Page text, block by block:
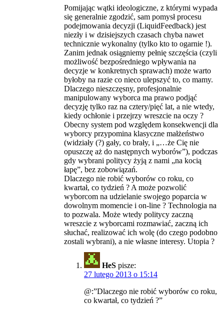
Pomijając wątki ideologiczne, z którymi wypada
się generalnie zgodzić, sam pomysł procesu
podejmowania decyzji (LiquidFeedback) jest
niezły i w dzisiejszych czasach chyba nawet
technicznie wykonalny (tylko kto to ogarnie !).
Zanim jednak osiągniemy pełnię szczęścia (czyli
możliwość bezpośredniego wpływania na
decyzje w konkretnych sprawach) może warto
byłoby na razie co nieco ulepszyć to, co mamy.
Dlaczego nieszczęsny, profesjonalnie
manipulowany wyborca ma prawo podjąć
decyzję tylko raz na cztery/pięć lat, a nie wtedy,
kiedy ochłonie i przejrzy wreszcie na oczy ?
Obecny system pod względem konsekwencji dla
wyborcy przypomina klasyczne małżeństwo
(widziały (?) gały, co brały, i „…że Cię nie
opuszczę aż do następnych wyborów”), podczas
gdy wybrani politycy żyją z nami „na kocią
łapę”, bez zobowiązań.
Dlaczego nie robić wyborów co roku, co
kwartał, co tydzień ? A może pozwolić
wyborcom na udzielanie swojego poparcia w
dowolnym momencie i on-line ? Technologia na
to pozwala. Może wtedy politycy zaczną
wreszcie z wyborcami rozmawiać, zaczną ich
słuchać, realizować ich wolę (do czego podobno
zostali wybrani), a nie własne interesy. Utopia ?
HeS pisze:
27 lutego 2013 o 15:14
@:”Dlaczego nie robić wyborów co roku,
co kwartał, co tydzień ?”